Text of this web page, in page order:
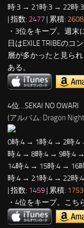
時:3 → 21時:3 → 22時
| 指数: 2477 | 累積:
・3位をキープ。週
日はEXILE TRIBEのコ
層が多かったと見ら
ある。
4位…SEKAI NO OWARI
(アルバム: Dragon
0時:4 → 1時:4 → 2時
時:4 → 8時:4 → 9時:4
14時:4 → 15時:4 → 16
時:4 → 21時:4 → 22時
| 指数: 1459 | 累積:
・4位をキープ。こち